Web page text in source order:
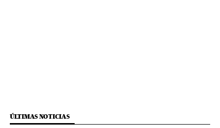
ÚLTIMAS NOTICIAS